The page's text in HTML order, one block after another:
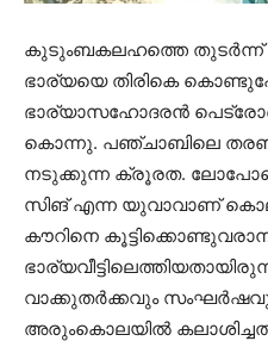
കുടുംബകലഹത്തെ തുടര്‍ന്ന്
ഭാര്യയെ തിരികെ
ഭാര്യാസഹോദരന്‍
കൊന്നു. പഞ്ചാബിലെ
നടുക്കുന്ന ക്രൂരത.
സിങ് എന്ന യുവാവാണ്
കൗറിനെ
വാക്കുതര്‍ക്കവും
അരുംകൊലയില്‍